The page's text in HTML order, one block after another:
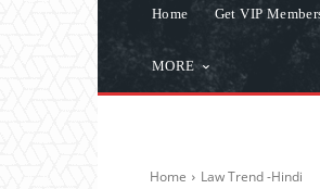
Home Get VIP
MORE
Home Law Trend -Hindi